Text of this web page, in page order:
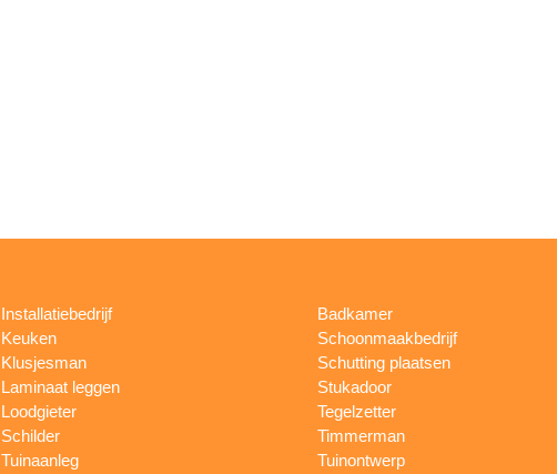
Installatiebedrijf
Keuken
Klusjesman
Laminaat leggen
Loodgieter
Schilder
Tuinaanleg
Badkamer
Schoonmaakbedrijf
Schutting plaatsen
Stukadoor
Tegelzetter
Timmerman
Tuinontwerp